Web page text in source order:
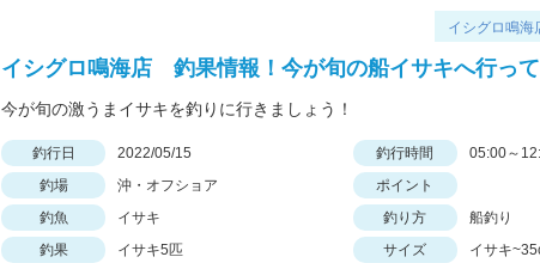
イシグロ鳴海
イシグロ鳴海店 釣果情報！今が旬の船イサキへ行って
今が旬の激うまイサキを釣りに行きましょう！
釣行日 2022/05/15 釣行時間
05:00～
釣場
沖・オフショア
ポイント
釣魚
イサキ 釣り方
船釣り
釣果
イサキ5匹 サイズ イサキ